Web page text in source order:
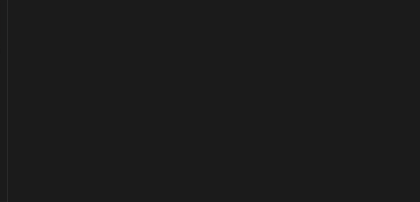
+ weltweiter Gratisversand✨ Jede Woche gibt es neue
Rabatt.